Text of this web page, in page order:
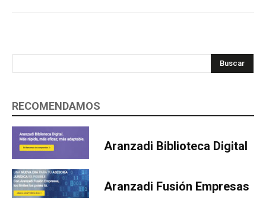
Buscar
RECOMENDAMOS
Aranzadi Biblioteca Digital
Aranzadi Fusión Empresas